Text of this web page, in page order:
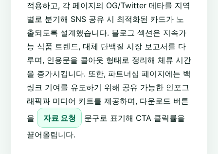
적용하고, 각 페이지의 OG/Twitter 메타를 지역
별로 분기해 SNS 공유 시 최적화된 카드가 노
출되도록 설계했습니다. 블로그 섹션은 지속가
능 식품 트렌드, 대체 단백질 시장 보고서를 다
루며, 인용문을 콜아웃 형태로 정리해 체류 시간
을 증가시킵니다. 또한, 파트너십 페이지에는 백
링크 기여를 유도하기 위해 공유 가능한 인포그
래픽과 미디어 키트를 제공하며, 다운로드 버튼
을
자료 요청
문구로 표기해 CTA 클릭률을
끌어올립니다.